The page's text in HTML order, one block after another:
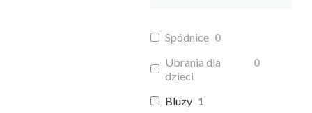
Spódnice 0
Ubrania dla
dzieci
0
Bluzy 1